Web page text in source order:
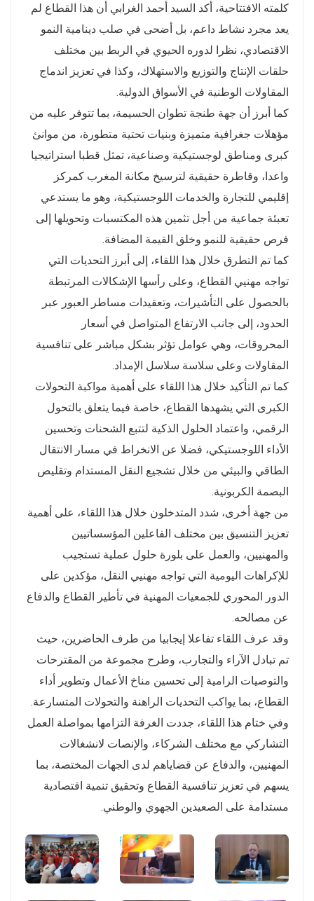
كلمته الافتتاحية، أكد السيد أحمد الغرابي أن هذا القطاع لم
يعد مجرد نشاط داعم، بل أضحى في صلب دينامية النمو
الاقتصادي، نظرا لدوره الحيوي في الربط بين مختلف
حلقات الإنتاج والتوزيع والاستهلاك، وكذا في تعزيز اندماج
المقاولات الوطنية في الأسواق الدولية.
كما أبرز أن جهة طنجة تطوان الحسيمة، بما تتوفر عليه من
مؤهلات جغرافية متميزة وبنيات تحتية متطورة، من موانئ
كبرى ومناطق لوجستيكية وصناعية، تمثل قطبا استراتيجيا
واعدا، وقاطرة حقيقية لترسيخ مكانة المغرب كمركز
إقليمي للتجارة والخدمات اللوجستيكية، وهو ما يستدعي
تعبئة جماعية من أجل تثمين هذه المكتسبات وتحويلها إلى
فرص حقيقية للنمو وخلق القيمة المضافة.
كما تم التطرق خلال هذا اللقاء، إلى أبرز التحديات التي
تواجه مهنيي القطاع، وعلى رأسها الإشكالات المرتبطة
بالحصول على التأشيرات، وتعقيدات مساطر العبور عبر
الحدود، إلى جانب الارتفاع المتواصل في أسعار
المحروقات، وهي عوامل تؤثر بشكل مباشر على تنافسية
المقاولات وعلى سلاسة سلاسل الإمداد.
كما تم التأكيد خلال هذا اللقاء على أهمية مواكبة التحولات
الكبرى التي يشهدها القطاع، خاصة فيما يتعلق بالتحول
الرقمي، واعتماد الحلول الذكية لتتبع الشحنات وتحسين
الأداء اللوجستيكي، فضلا عن الانخراط في مسار الانتقال
الطاقي والبيئي من خلال تشجيع النقل المستدام وتقليص
البصمة الكربونية.
من جهة أخرى، شدد المتدخلون خلال هذا اللقاء، على أهمية
تعزيز التنسيق بين مختلف الفاعلين المؤسساتيين
والمهنيين، والعمل على بلورة حلول عملية تستجيب
للإكراهات اليومية التي تواجه مهنيي النقل، مؤكدين على
الدور المحوري للجمعيات المهنية في تأطير القطاع والدفاع
عن مصالحه.
وقد عرف اللقاء تفاعلا إيجابيا من طرف الحاضرين، حيث
تم تبادل الآراء والتجارب، وطرح مجموعة من المقترحات
والتوصيات الرامية إلى تحسين مناخ الأعمال وتطوير أداء
القطاع، بما يواكب التحديات الراهنة والتحولات المتسارعة.
وفي ختام هذا اللقاء، جددت الغرفة التزامها بمواصلة العمل
التشاركي مع مختلف الشركاء، والإنصات لانشغالات
المهنيين، والدفاع عن قضاياهم لدى الجهات المختصة، بما
يسهم في تعزيز تنافسية القطاع وتحقيق تنمية اقتصادية
مستدامة على الصعيدين الجهوي والوطني.